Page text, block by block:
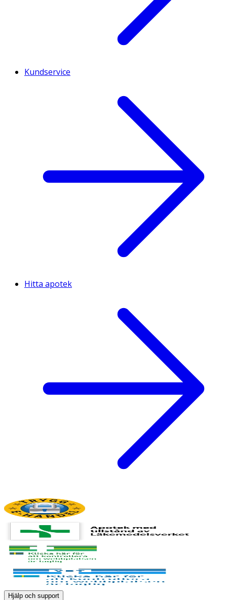
Kundservice
Hitta apotek
Hjälp och support